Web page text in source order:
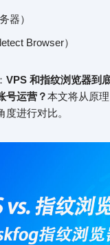
器）
Browser）
VPS 和指纹浏览器到
号运营？本文将从原
进行对比。